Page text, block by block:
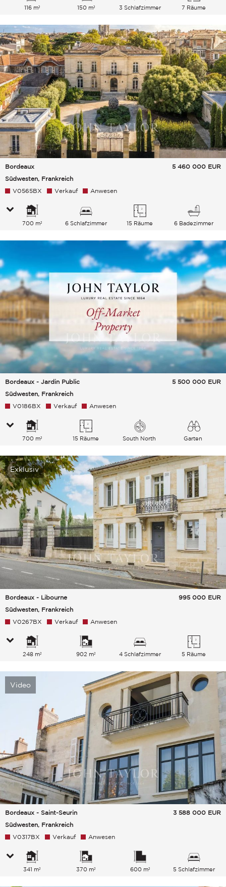
116 m² 150 m² 3 Schlafzimmer 7 Räume
Bordeaux
Südwesten, Frankreich
5 460 000 EUR
V0565BX Verkauf Anwesen
700 m² 6 Schlafzimmer 15 Räume 6 Badezimmer
Bordeaux - Jardin Public
Südwesten, Frankreich
5 500 000 EUR
V0186BX Verkauf Anwesen
700 m² 15 Räume South North Garten
Exklusiv
Bordeaux - Libourne
Südwesten, Frankreich
995 000 EUR
V0267BX Verkauf Anwesen
248 m² 902 m² 4 Schlafzimmer 5 Räume
Video
Bordeaux - Saint-Seurin
Südwesten, Frankreich
3 588 000 EUR
V0317BX Verkauf Anwesen
341 m² 370 m² 600 m² 5 Schlafzimmer